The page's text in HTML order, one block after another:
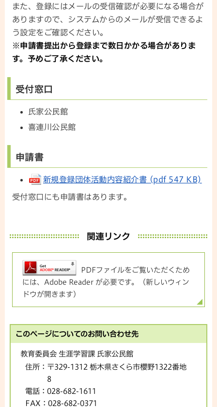
また、登録にはメールの受信確認が必要になる場合が
ありますので、システムからのメールが受信できるよ
う設定をご確認ください。
※申請書提出から登録まで数日かかる場合がありま
す。予めご了承ください。
受付窓口
氏家公民館
喜連川公民館
申請書
新規登録団体活動内容紹介書 (pdf 547 KB)
受付窓口にも申請書はあります。
関連リンク
PDFファイルをご覧いただくため
には、Adobe Reader が必要です。（新しいウィン
ドウが開きます）
このページについてのお問い合わせ先
教育委員会 生涯学習課 氏家公民館
住所： 〒329-1312 栃木県さくら市櫻野1322番地
8
電話： 028-682-1611
FAX： 028-682-0371